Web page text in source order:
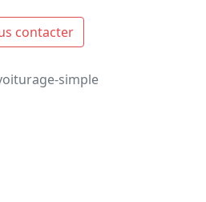
contacter
simple